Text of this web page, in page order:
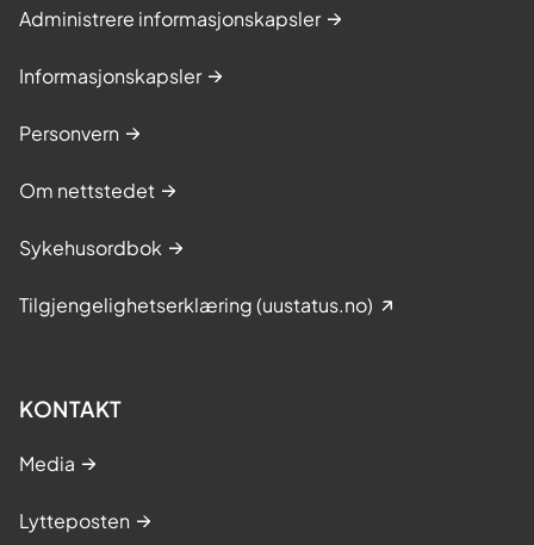
Administrere informasjonskapsler
Informasjonskapsler
Personvern
Om nettstedet
Sykehusordbok
Tilgjengelighetserklæring (uustatus.no)
KONTAKT
Media
Lytteposten